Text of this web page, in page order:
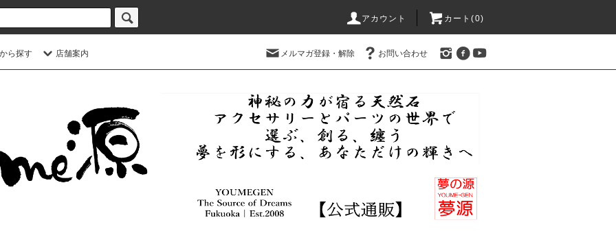
アカウント カート(0)
ら探す 店舗案内 メルマガ登録・解除 お問い合わせ